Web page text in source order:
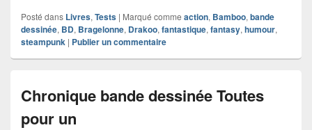
Posté dans Livres, Tests | Marqué comme action, Bamboo, bande
dessinée, BD, Bragelonne, Drakoo, fantastique, fantasy, humour,
steampunk | Publier un commentaire
Chronique bande dessinée Toutes
pour un